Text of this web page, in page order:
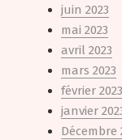
juin 2023
mai 2023
avril 2023
mars 2023
février 2023
janvier
Décembre